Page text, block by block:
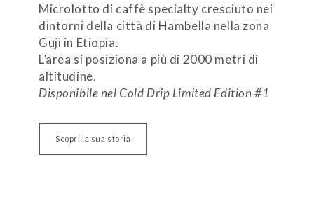
Microlotto di caffè specialty cresciuto nei
dintorni della città di Hambella nella zona
Guji in Etiopia.
L’area si posiziona a più di 2000 metri di
altitudine.
Disponibile nel Cold Drip Limited Edition #1
Scopri la sua storia